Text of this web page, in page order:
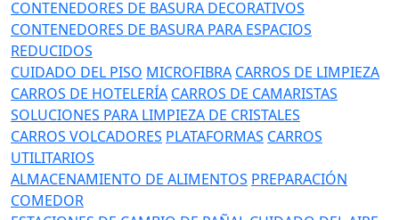
CONTENEDORES DE BASURA DECORATIVOS
CONTENEDORES DE BASURA PARA ESPACIOS
REDUCIDOS
CUIDADO DEL PISO MICROFIBRA CARROS DE LIMPIEZA
CARROS DE HOTELERÍA CARROS DE CAMARISTAS
SOLUCIONES PARA LIMPIEZA DE CRISTALES
CARROS VOLCADORES PLATAFORMAS CARROS
UTILITARIOS
ALMACENAMIENTO DE ALIMENTOS PREPARACIÓN
COMEDOR